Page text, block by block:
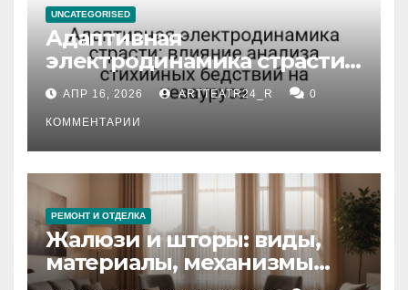
UNCATEGORISED
Адаптивная
электродинамика страсти:
влияние анализа
стихийных бедствий на
тезауруса
АПР 16, 2026 ARTTEATR24_R 0
КОММЕНТАРИИ
РЕМОНТ И ОТДЕЛКА
Жалюзи и шторы: виды,
материалы, механизмы